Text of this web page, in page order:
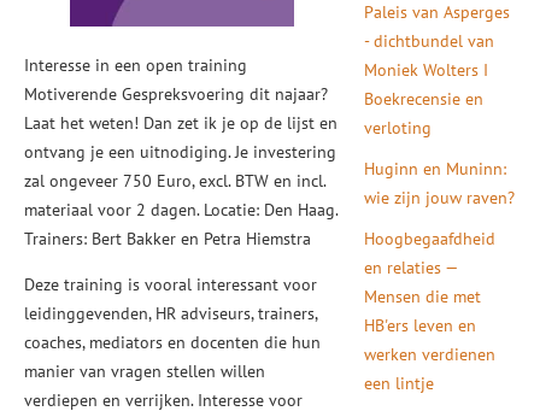
Interesse in een open training
Motiverende Gespreksvoering dit najaar?
Laat het weten! Dan zet ik je op de lijst en
ontvang je een uitnodiging. Je investering
zal ongeveer 750 Euro, excl. BTW en incl.
materiaal voor 2 dagen. Locatie: Den Haag.
Trainers: Bert Bakker en Petra Hiemstra
Deze training is vooral interessant voor
leidinggevenden, HR adviseurs, trainers,
coaches, mediators en docenten die hun
manier van vragen stellen willen
verdiepen en verrijken. Interesse voor
Paleis van Asperges
- dichtbundel van
Moniek Wolters I
Boekrecensie en
verloting
Huginn en Muninn:
wie zijn jouw raven?
Hoogbegaafdheid
en relaties —
Mensen die met
HB'ers leven en
werken verdienen
een lintje